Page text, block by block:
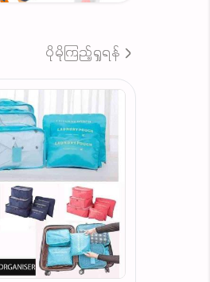
ပိုမိုကြည့်ရှုရန်